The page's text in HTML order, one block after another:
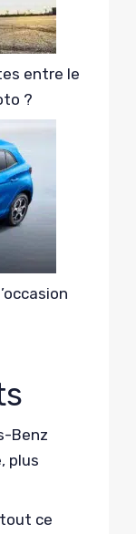
entre le
?
Benz
plus
ce